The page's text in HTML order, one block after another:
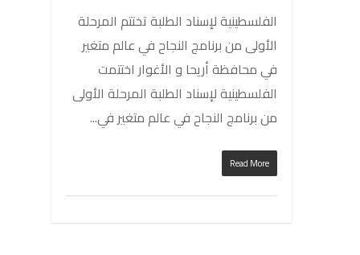
الفلسطينية لإسناد الطلبة تختتم المرحلة
الأولى من برنامج النجاح في عالم متغير
في محافظة أريحا و الأغوار اختتمت
الفلسطينية لإسناد الطلبة المرحلة الأولى
من برنامج النجاح في عالم متغير في...
Read More